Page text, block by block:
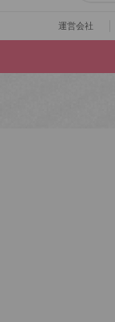
運営会社